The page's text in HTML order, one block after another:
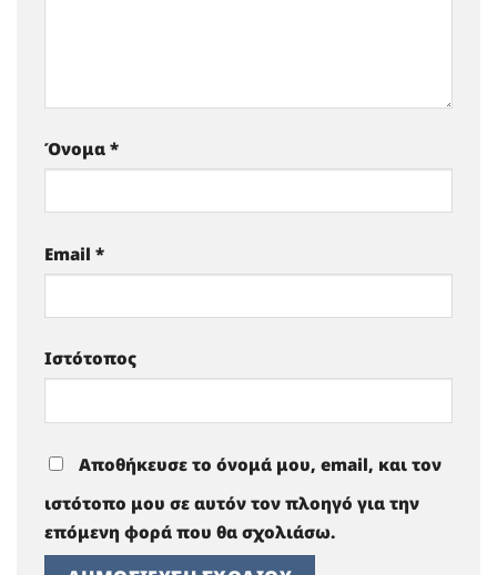
Όνομα *
Email *
Ιστότοπος
Αποθήκευσε το όνομά μου, email, και τον
ιστότοπο μου σε αυτόν τον πλοηγό για την
επόμενη φορά που θα σχολιάσω.